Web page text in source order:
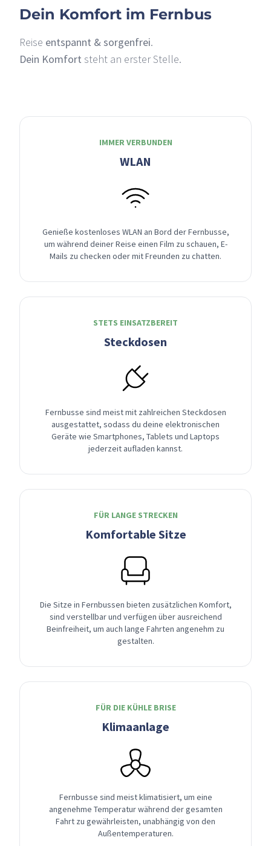
Dein Komfort im Fernbus
Reise entspannt & sorgenfrei.
Dein Komfort steht an erster Stelle.
IMMER VERBUNDEN
WLAN
Genieße kostenloses WLAN an Bord der Fernbusse,
um während deiner Reise einen Film zu schauen, E-
Mails zu checken oder mit Freunden zu chatten.
STETS EINSATZBEREIT
Steckdosen
Fernbusse sind meist mit zahlreichen Steckdosen
ausgestattet, sodass du deine elektronischen
Geräte wie Smartphones, Tablets und Laptops
jederzeit aufladen kannst.
FÜR LANGE STRECKEN
Komfortable Sitze
Die Sitze in Fernbussen bieten zusätzlichen Komfort,
sind verstellbar und verfügen über ausreichend
Beinfreiheit, um auch lange Fahrten angenehm zu
gestalten.
FÜR DIE KÜHLE BRISE
Klimaanlage
Fernbusse sind meist klimatisiert, um eine
angenehme Temperatur während der gesamten
Fahrt zu gewährleisten, unabhängig von den
Außentemperaturen.